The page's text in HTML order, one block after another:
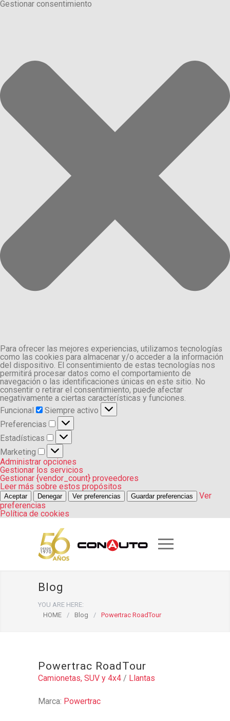
Gestionar consentimiento
Para ofrecer las mejores experiencias, utilizamos tecnologías
como las cookies para almacenar y/o acceder a la información
del dispositivo. El consentimiento de estas tecnologías nos
permitirá procesar datos como el comportamiento de
navegación o las identificaciones únicas en este sitio. No
consentir o retirar el consentimiento, puede afectar
negativamente a ciertas características y funciones.
Funcional
Funcional
Siempre activo
Preferencias
Preferencias
Estadísticas
Estadísticas
Marketing
Marketing
Administrar opciones
Gestionar los servicios
Gestionar {vendor_count} proveedores
Leer más sobre estos propósitos
Aceptar Denegar Ver preferencias Guardar preferencias
Ver
preferencias
Política de cookies
Blog
YOU ARE HERE:
HOME
/ Blog / Powertrac RoadTour
Powertrac RoadTour
Camionetas, SUV y 4x4 / Llantas
Marca: Powertrac